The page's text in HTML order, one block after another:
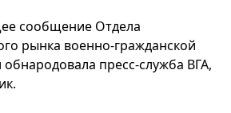
сообщение Отдела
рынка военно-гражданской
пресс-служба ВГА,